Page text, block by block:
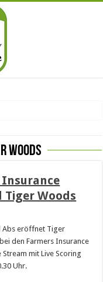
Woods
Insurance
Tiger Woods
Abs eröffnet Tiger
den Farmers Insurance
mit Live Scoring
Uhr.